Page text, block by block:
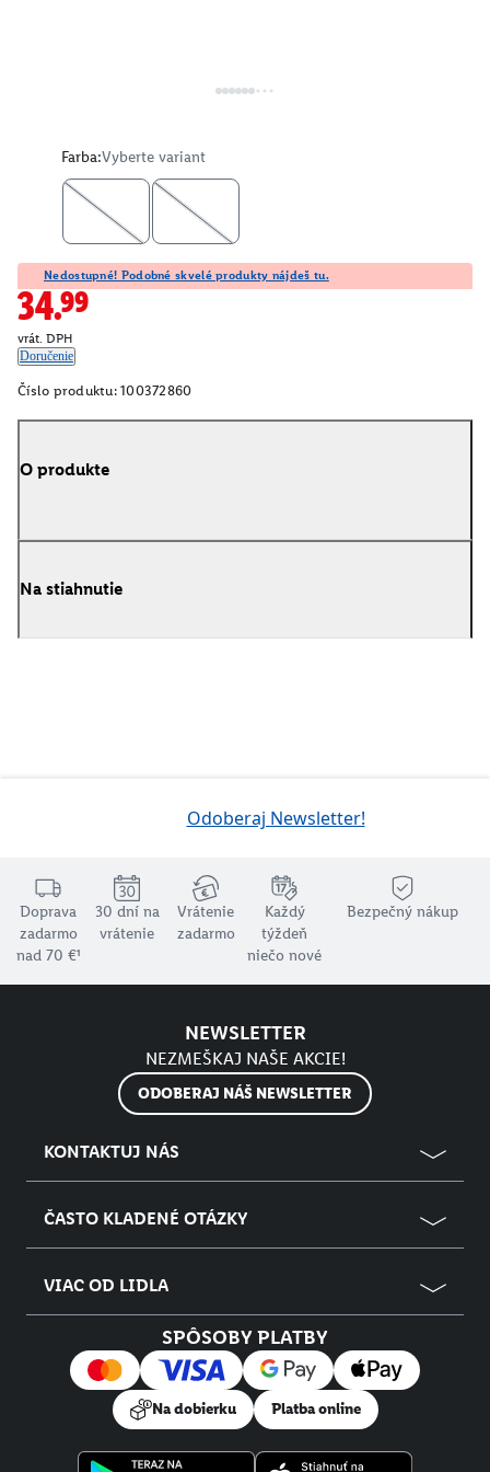
Farba:Vyberte variant
Nedostupné! Podobné skvelé produkty nájdeš tu.
34.99
vrát. DPH
Doručenie
Číslo produktu: 100372860
O produkte
Na stiahnutie
Odoberaj Newsletter!
Doprava
zadarmo
nad 70 €¹
30 dní na
vrátenie
Vrátenie
zadarmo
Každý
týždeň
niečo nové
Bezpečný nákup
NEWSLETTER
NEZMEŠKAJ NAŠE AKCIE!
ODOBERAJ NÁŠ NEWSLETTER
KONTAKTUJ NÁS
ČASTO KLADENÉ OTÁZKY
VIAC OD LIDLA
SPÔSOBY PLATBY
Na dobierku Platba online